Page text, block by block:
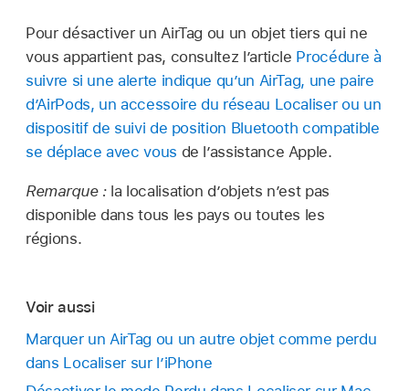
Pour désactiver un AirTag ou un objet tiers qui ne
vous appartient pas, consultez l’article Procédure à
suivre si une alerte indique qu’un AirTag, une paire
d’AirPods, un accessoire du réseau Localiser ou un
dispositif de suivi de position Bluetooth compatible
se déplace avec vous de l’assistance Apple.
Remarque : la localisation d’objets n’est pas
disponible dans tous les pays ou toutes les
régions.
Voir aussi
Marquer un AirTag ou un autre objet comme perdu
dans Localiser sur l’iPhone